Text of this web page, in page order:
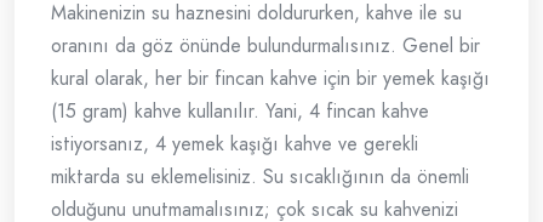
Makinenizin su haznesini doldururken, kahve ile su
oranını da göz önünde bulundurmalısınız. Genel bir
kural olarak, her bir fincan kahve için bir yemek kaşığı
(15 gram) kahve kullanılır. Yani, 4 fincan kahve
istiyorsanız, 4 yemek kaşığı kahve ve gerekli
miktarda su eklemelisiniz. Su sıcaklığının da önemli
olduğunu unutmamalısınız; çok sıcak su kahvenizi